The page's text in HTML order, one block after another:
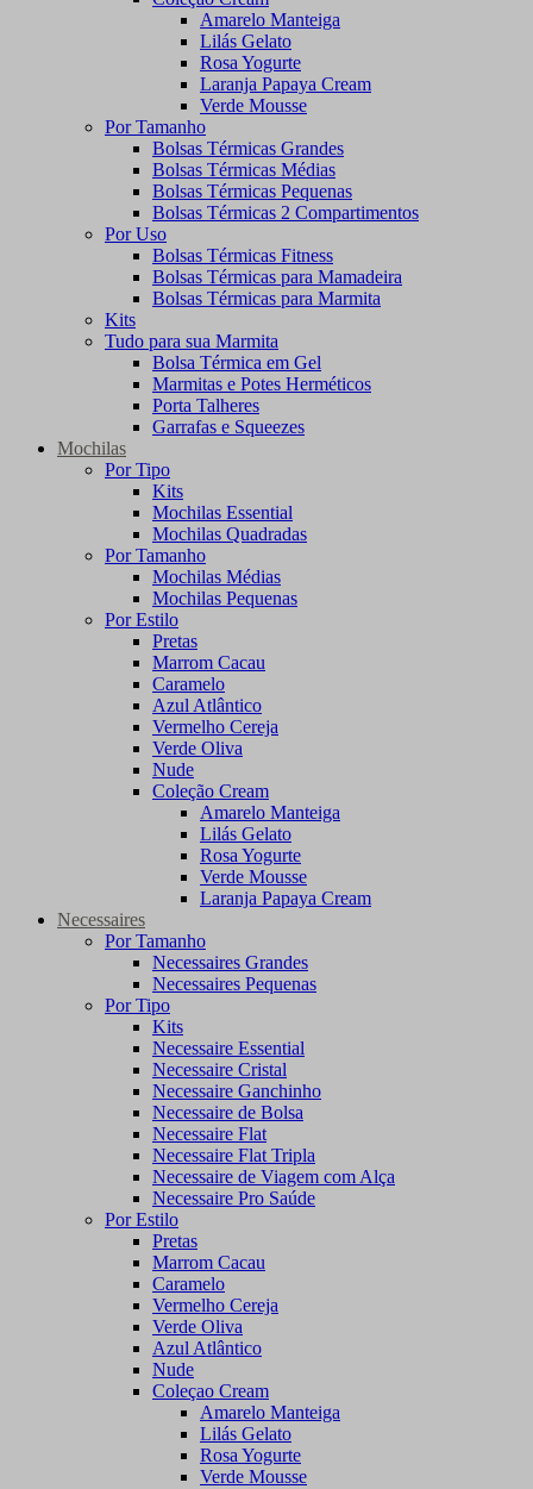
Amarelo Manteiga
Lilás Gelato
Rosa Yogurte
Laranja Papaya Cream
Verde Mousse
Por Tamanho
Bolsas Térmicas Grandes
Bolsas Térmicas Médias
Bolsas Térmicas Pequenas
Bolsas Térmicas 2 Compartimentos
Por Uso
Bolsas Térmicas Fitness
Bolsas Térmicas para Mamadeira
Bolsas Térmicas para Marmita
Kits
Tudo para sua Marmita
Bolsa Térmica em Gel
Marmitas e Potes Herméticos
Porta Talheres
Garrafas e Squeezes
Mochilas
Por Tipo
Kits
Mochilas Essential
Mochilas Quadradas
Por Tamanho
Mochilas Médias
Mochilas Pequenas
Por Estilo
Pretas
Marrom Cacau
Caramelo
Azul Atlântico
Vermelho Cereja
Verde Oliva
Nude
Coleção Cream
Amarelo Manteiga
Lilás Gelato
Rosa Yogurte
Verde Mousse
Laranja Papaya Cream
Necessaires
Por Tamanho
Necessaires Grandes
Necessaires Pequenas
Por Tipo
Kits
Necessaire Essential
Necessaire Cristal
Necessaire Ganchinho
Necessaire de Bolsa
Necessaire Flat
Necessaire Flat Tripla
Necessaire de Viagem com Alça
Necessaire Pro Saúde
Por Estilo
Pretas
Marrom Cacau
Caramelo
Vermelho Cereja
Verde Oliva
Azul Atlântico
Nude
Coleçao Cream
Amarelo Manteiga
Lilás Gelato
Rosa Yogurte
Verde Mousse